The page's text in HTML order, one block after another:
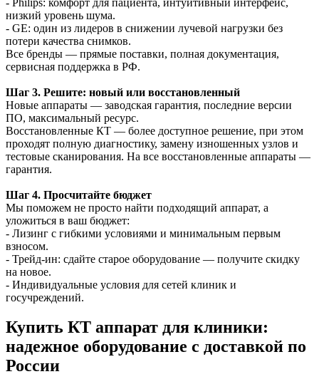
низкий уровень шума.
- GE: один из лидеров в снижении лучевой нагрузки без
потери качества снимков.
Все бренды — прямые поставки, полная документация,
сервисная поддержка в РФ.
Шаг 3. Решите: новый или восстановленный
Новые аппараты — заводская гарантия, последние версии
ПО, максимальный ресурс.
Восстановленные КТ — более доступное решение, при этом
проходят полную диагностику, замену изношенных узлов и
тестовые сканирования. На все восстановленные аппараты —
гарантия.
Шаг 4. Просчитайте бюджет
Мы поможем не просто найти подходящий аппарат, а
уложиться в ваш бюджет:
- Лизинг с гибкими условиями и минимальным первым
взносом.
- Трейд-ин: сдайте старое оборудование — получите скидку
на новое.
- Индивидуальные условия для сетей клиник и
госучреждений.
Купить КТ аппарат для клиники:
надежное оборудование с доставкой по
России